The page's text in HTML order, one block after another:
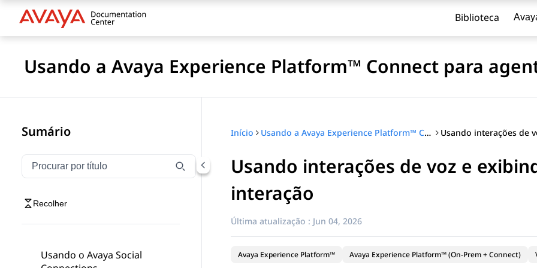
Biblioteca
Usando a Avaya Experience Platform™ Connect para
Sumário
Filtrar navegação por título
Digite para filtrar itens de navegação por título
Recolher
Usando o Avaya Social
Início Usando a Avaya Experience Platform™ Connect para agentes
Usando interações de voz e
interação
Última atualização : Jun 04, 2026
Avaya Experience Platform™ Avaya Experience Platform™ (On-Prem + Connect)